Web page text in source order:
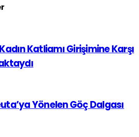
Katliamı Girişimine Karşı
Yönelen Göç Dalgası